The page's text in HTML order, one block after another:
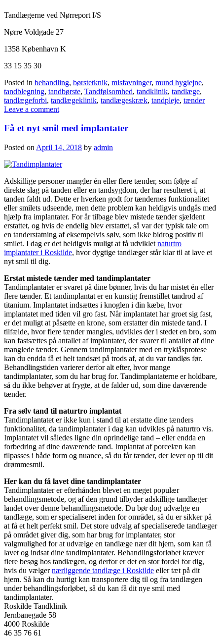
Tandlægerne ved Nørreport I/S
Nørre Voldgade 27
1358 København K
33 15 35 30
Posted in behandling, børstetknik, misfavninger, mund hygiejne,
tandblegning, tandbørste, Tandfølsomhed, tandklinik, tandlæge,
tandlægeforbi, tandlægeklinik, tandlægeskræk, tandpleje, tænder
Leave a comment
Få et nyt smil med implantater
Posted on April 14, 2018 by admin
Adskillige personer mangler én eller flere tænder, som følge af
direkte slag på tanden eller en tandsygdom, der har resulteret i, at
tanden faldt ud. Dette er hverken godt for tændernes funktionalitet
eller smilets udseende, men dette problem kan heldigvis undgås med
hjælp fra implantater. For år tilbage blev mistede tænder sjældent
erstattet, og hvis de endelig blev erstattet, så var der typisk tale om
en tanderstatning af eksempelvis sølv, som ikke bidrog positiv til
smilet. I dag er det heldigvis muligt at få udviklet naturtro
implantater i Roskilde, hvor dygtige tandlæger står klar til at lave et
nyt smil til dig.
Erstat mistede tænder med tandimplantater
Tandimplantater er svaret på dine bønner, hvis du har mistet én eller
flere tænder. Et tandimplantat er en kunstig fremstillet tandrod af
titanium. Implantatet indsættes i knoglen i din kæbe, hvor
implantatet med tiden vil gro fast. Når implantatet har groet sig fast,
er det muligt at påsætte en krone, som erstatter din mistede tand. I
tilfælde, hvor flere tænder mangles, udvikles der i stedet en bro, som
kan fastsættes på antallet af implantater, der svarer til antallet af dine
manglede tænder. Gennem tandimplantater med en tryklåsprotese
kan du endda få et helt tandsæt på trods af, at du var tandløs før.
Behandlingstiden varierer derfor alt efter, hvor mange
tandimplantater, som du har brug for. Tandimplantaterne er holdbare,
så du ikke behøver at frygte, at de falder ud, som dine daværende
tænder.
Fra sølv tand til naturtro implantat
Tandimplantatet er ikke kun i stand til at erstatte dine tænders
funktionalitet, da tandimplantater i dag kan udvikles på naturtro vis.
Implantatet vil således ligne din oprindelige tand – eller endda en
forbedring af dine daværende tand. Implantat af porcelæn kan
tilpasses i både form og nuance, så du får tænder, der lever op til dit
drømmesmil.
Her kan du få lavet dine tandimplantater
Tandimplantater er efterhånden blevet en meget populær
behandlingsmetode, og af den grund tilbyder adskillige tandlæger
landet over denne behandlingsmetode. Du bør dog udvælge en
tandlæge, som er specialiseret inden for området, så du er sikker på
at få et helt perfekt smil. Det store udvalg af specialiserede tandlæger
på området giver dig, som har brug for implantater, stor
valgmulighed for at udvælge en tandlæge nær dit hjem, som kan få
lavet og indsat dine tandimplantater. Behandlingsforløbet kræver
flere besøg hos tandlægen, og derfor er det en stor fordel for dig,
hvis du vælgernærliggende tandlæge i Roskilde eller tæt på dit
hjem. Så kan du hurtigt kan transportere dig til og fra tandlægen
under behandlingsforløbet, så du kan få dit nye smil med
tandimplantater.
Roskilde Tandklinik
Jernbanegade 58
4000 Roskilde
46 35 76 61